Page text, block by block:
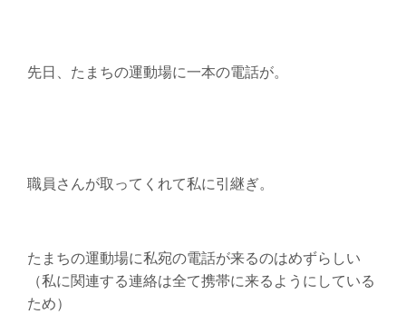
先日、たまちの運動場に一本の電話が。
職員さんが取ってくれて私に引継ぎ。
たまちの運動場に私宛の電話が来るのはめずらしい
（私に関連する連絡は全て携帯に来るようにしている
ため）